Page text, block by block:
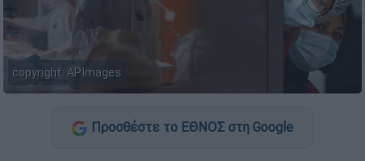
copyright: APImages
Προσθέστε το ΕΘΝΟΣ στη Google